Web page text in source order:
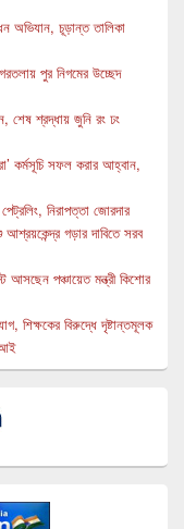
অভিযান, চূড়ান্ত তালিকা
পুর নিগমের উচ্ছেদ
শেষ শ্রদ্ধায় জুনি রং ঢং
কর্মসূচি সফল করার আহ্বান,
নিরাপত্তা জোরদার
গড়ার দাবিতে সরব
আসছেন পঞ্চায়েত মন্ত্রী কিশোর
শিক্ষকের বিরুদ্ধে দৃষ্টান্তমূলক